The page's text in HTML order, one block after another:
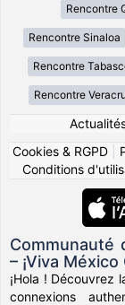
Rencontre
Rencontre Sinaloa
Rencontre
Rencontre
Cookies & RGPD
Conditions
Communauté
– ¡Viva
¡Hola ! Découvrez
connexions